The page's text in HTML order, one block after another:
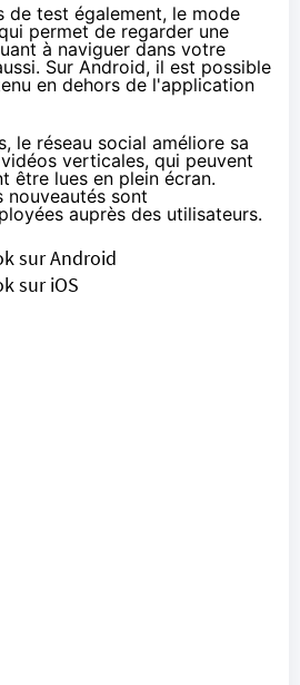
de test également, le mode
permet de regarder une
à naviguer dans votre
Sur Android, il est possible
en dehors de l'application
le réseau social améliore sa
verticales, qui peuvent
être lues en plein écran.
nouveautés sont
auprès des utilisateurs.
sur Android
sur iOS